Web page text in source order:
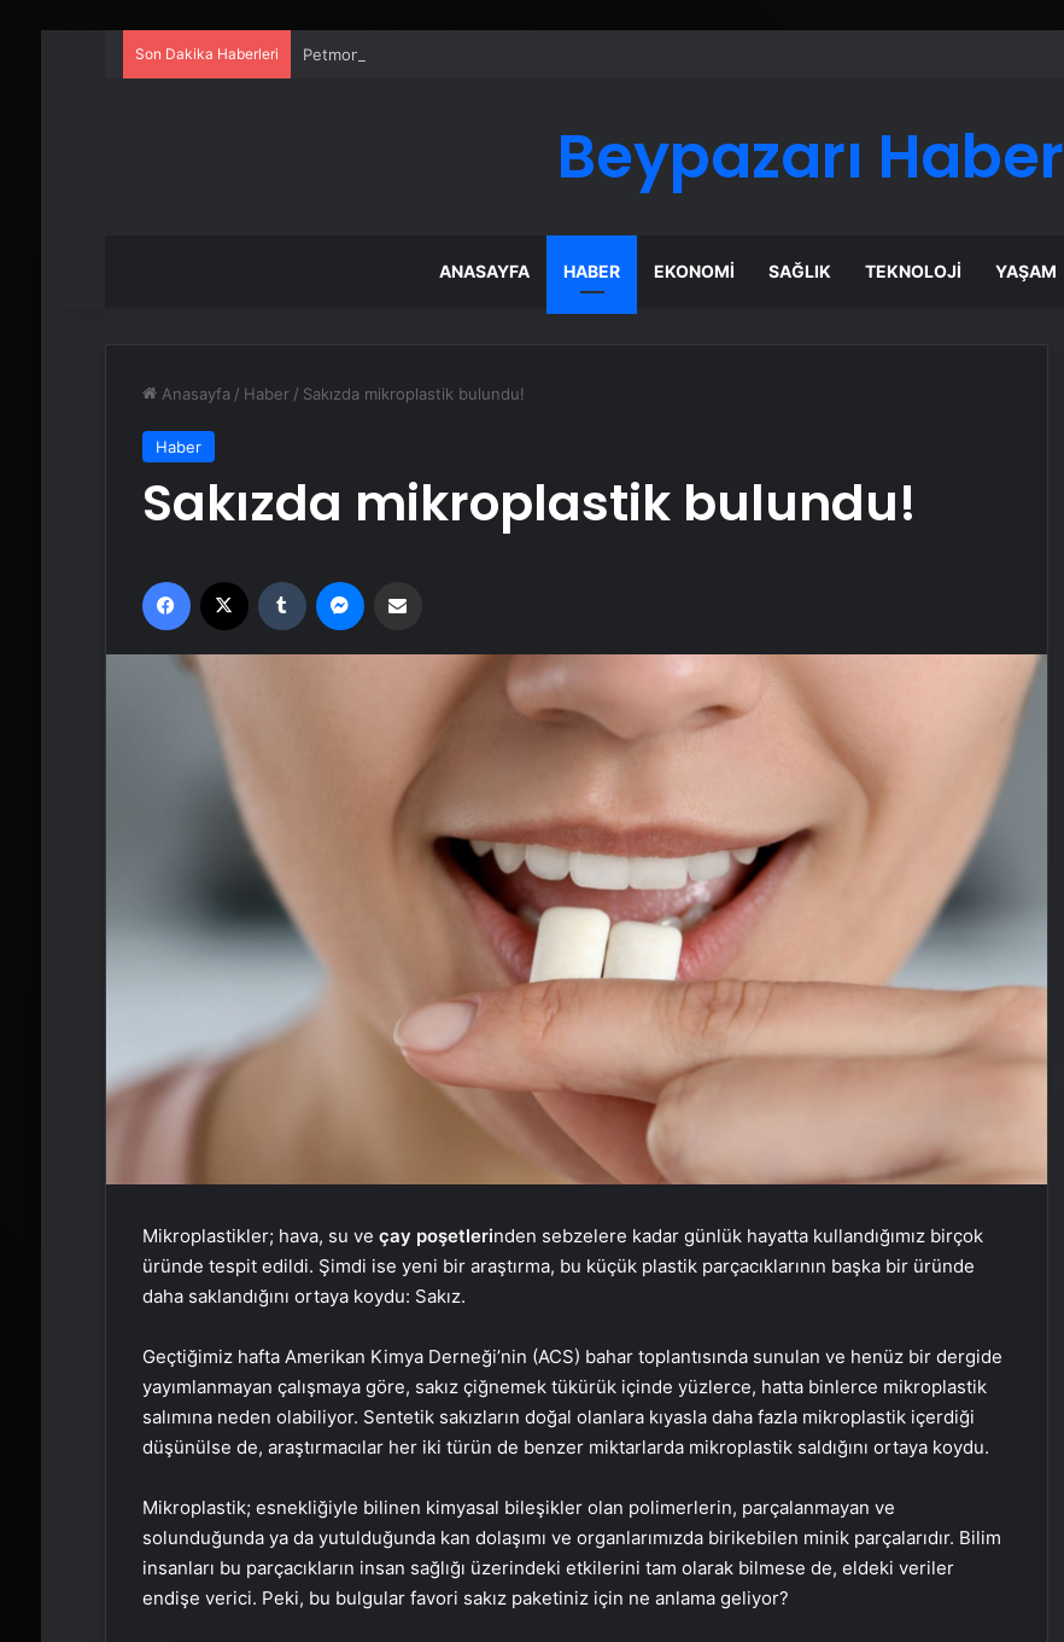
Son Dakika Haberleri Petmona : Kedi Maması ve Köpek Maması İle Tüm Evcil Hayvan Ürünleri
Beypazarı Haber
ANASAYFA HABER EKONOMI SAĞLIK TEKNOLOJI YAŞAM
Anasayfa / Haber / Sakızda mikroplastik bulundu!
Haber
Sakızda mikroplastik bulundu!
Facebook Tumblr
Mikroplastikler; hava, su ve çay poşetlerinden sebzelere kadar günlük hayatta kullandığımız birçok
üründe tespit edildi. Şimdi ise yeni bir araştırma, bu küçük plastik parçacıklarının başka bir üründe
daha saklandığını ortaya koydu: Sakız.
Geçtiğimiz hafta Amerikan Kimya Derneği’nin (ACS) bahar toplantısında sunulan ve henüz bir dergide
yayımlanmayan çalışmaya göre, sakız çiğnemek tükürük içinde yüzlerce, hatta binlerce mikroplastik
salımına neden olabiliyor. Sentetik sakızların doğal olanlara kıyasla daha fazla mikroplastik içerdiği
düşünülse de, araştırmacılar her iki türün de benzer miktarlarda mikroplastik saldığını ortaya koydu.
Mikroplastik; esnekliğiyle bilinen kimyasal bileşikler olan polimerlerin, parçalanmayan ve
solunduğunda ya da yutulduğunda kan dolaşımı ve organlarımızda birikebilen minik parçalarıdır. Bilim
insanları bu parçacıkların insan sağlığı üzerindeki etkilerini tam olarak bilmese de, eldeki veriler
endişe verici. Peki, bu bulgular favori sakız paketiniz için ne anlama geliyor?